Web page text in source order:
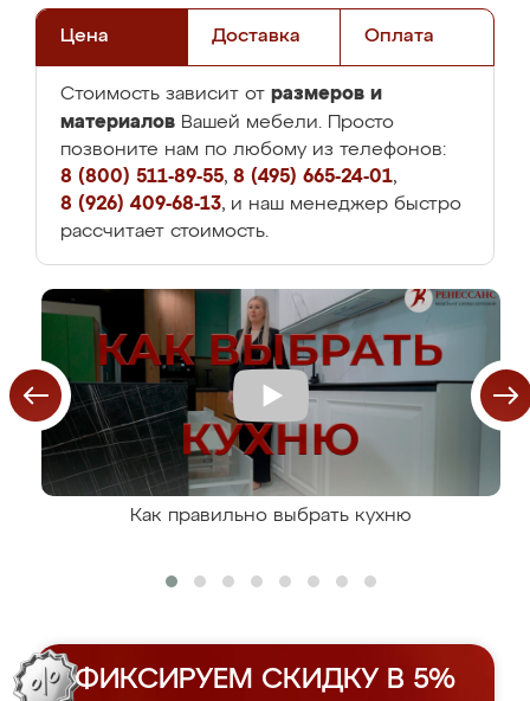
Цена Доставка Оплата
Стоимость зависит от размеров и
материалов Вашей мебели. Просто
позвоните нам по любому из телефонов:
8 (800) 511-89-55, 8 (495) 665-24-01,
8 (926) 409-68-13, и наш менеджер быстро
рассчитает стоимость.
Как правильно выбрать кухню
ФИКСИРУЕМ СКИДКУ В 5%